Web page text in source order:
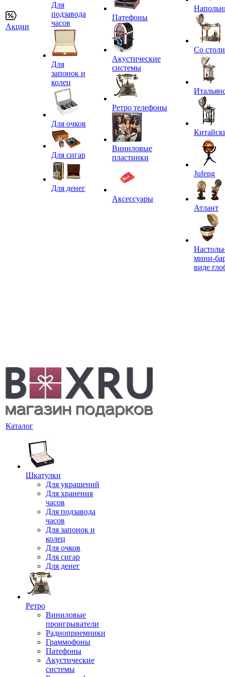
Акции
Для
подзавода
часов
Для
запонок и
колец
Для очков
Для сигар
Для денег
Патефоны
Акустические
системы
Ретро телефоны
Виниловые
пластинки
Аксессуары
Со
Jufeng
Атлант
мини-
виде
Каталог
Шкатулки
Для украшений
Для хранения
часов
Для подзавода
часов
Для запонок и
колец
Для очков
Для сигар
Для денег
Ретро
Виниловые
проигрыватели
Радиоприемники
Граммофоны
Патефоны
Акустические
системы